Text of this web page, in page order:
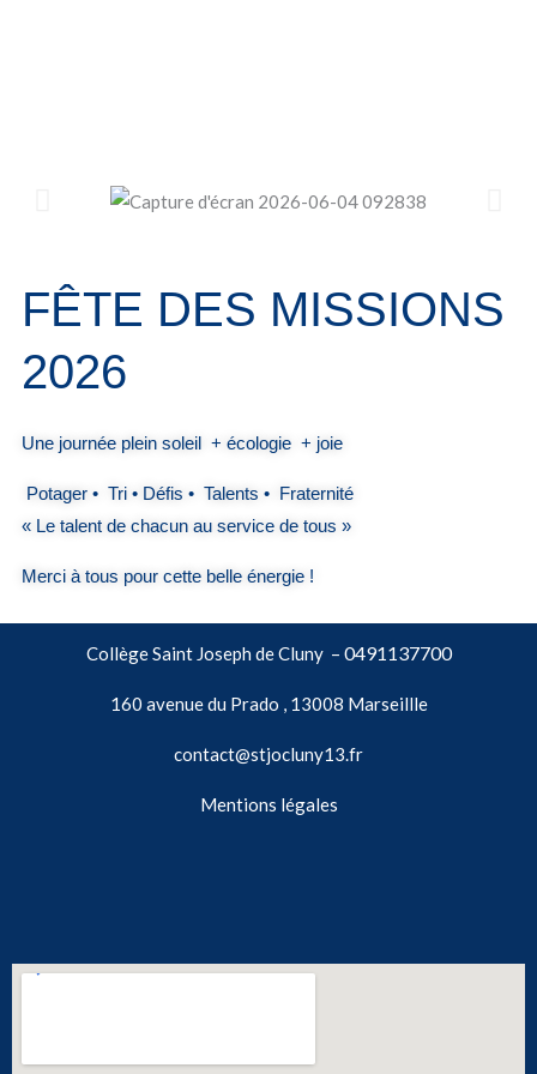
FÊTE DES MISSIONS
2026
Une journée plein soleil + écologie + joie
Potager • Tri • Défis • Talents • Fraternité
« Le talent de chacun au service de tous »
Merci à tous pour cette belle énergie !
Collège Saint Joseph de Cluny – 0491137700
160 avenue du Prado , 13008 Marseillle
contact@stjocluny13.fr
Mentions légales